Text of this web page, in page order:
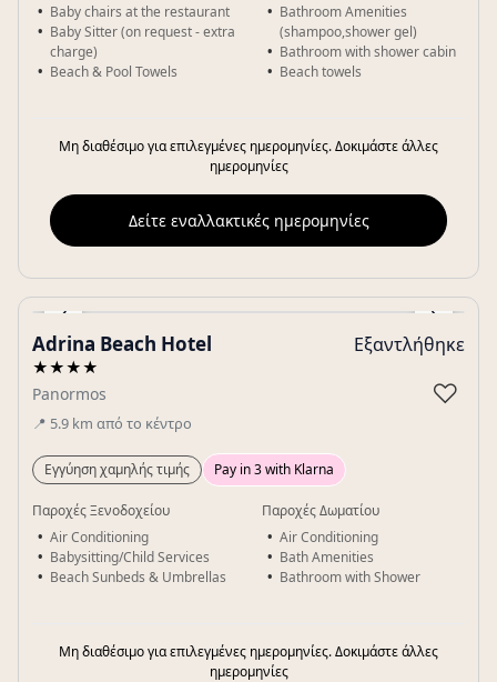
Baby chairs at the restaurant
Baby Sitter (on request - extra
charge)
Beach & Pool Towels
Bathroom Amenities
(shampoo,shower gel)
Bathroom with shower cabin
Beach towels
Μη διαθέσιμο για επιλεγμένες ημερομηνίες. Δοκιμάστε άλλες
ημερομηνίες
Δείτε εναλλακτικές ημερομηνίες
‹ ›
Gallery
Adrina Beach Hotel
★★★★
Panormos
📍 5.9 km από το κέντρο
Εξαντλήθηκε
♡
Εγγύηση χαμηλής τιμής Pay in 3 with Klarna
Παροχές Ξενοδοχείου
Air Conditioning
Babysitting/Child Services
Beach Sunbeds & Umbrellas
Παροχές Δωματίου
Air Conditioning
Bath Amenities
Bathroom with Shower
Μη διαθέσιμο για επιλεγμένες ημερομηνίες. Δοκιμάστε άλλες
ημερομηνίες